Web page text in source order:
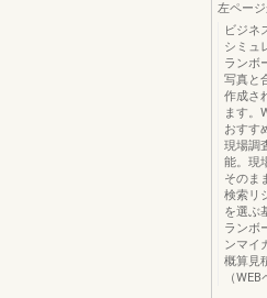
左ペー
ビジネ
シミュ
ランボ
写真と
作成さ
ます。
おすす
現場調
能。現
そのま
検索リ
を選ぶ
ランボ
ンマイ
概算見
（